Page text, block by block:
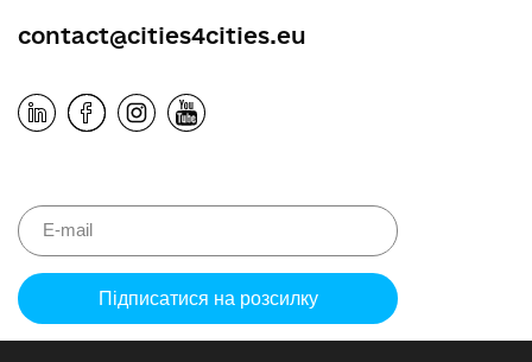
contact@cities4cities.eu
Please
leave
this